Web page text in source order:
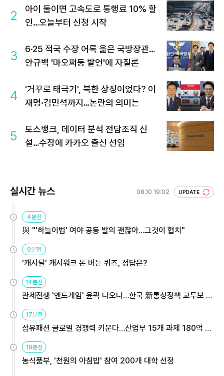
2
아이 둘이면 고속도로 통행료 10% 할
인…오늘부터 신청 시작
3
6·25 적국 수장 어록 읊은 국방장관…
안규백 '마오쩌둥 발언'에 자질론
4
'거꾸로 태극기', 북한 상징이었다? 이
재명·김민석까지…논란의 의미는
5
토스뱅크, 데이터 분석 전담조직 신
설…수장에 카카오 출신 선임
실시간 뉴스 08.10 19:02 UPDATE
4분전
與 "'하늘이법' 여야 공동 발의 괜찮아…그것이 협치"
9분전
'캐시딜' 캐시워크 돈 버는 퀴즈, 정답은?
14분전
관세전쟁 '엔드게임' 윤곽 나오나…한국 新통상정책 교두보 활
용해야
17분전
섬유패션 글로벌 경쟁력 키운다…산업부 15개 과제 180억 지
원
18분전
농식품부, '천원의 아침밥' 참여 200개 대학 선정